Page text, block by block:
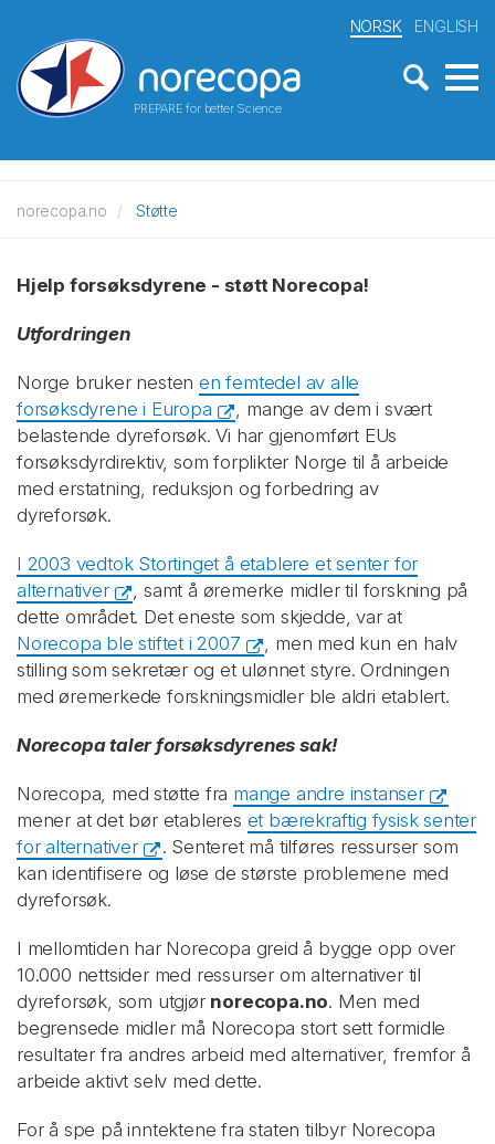
PREPARE for better Science
NORSK ENGLISH
norecopa.no Støtte
Hjelp forsøksdyrene - støtt Norecopa!
Utfordringen
Norge bruker nestenen femtedel av alle
forsøksdyrene i Europa
, mange av dem i svært
belastende dyreforsøk. Vi har gjenomført EUs
forsøksdyrdirektiv, som forplikter Norge til å arbeide
med erstatning, reduksjon og forbedring av
dyreforsøk.
I 2003 vedtok Stortinget å etablere et senter for
alternativer
, samt å øremerke midler til forskning på
dette området. Det eneste som skjedde, var at
Norecopa ble stiftet i 2007
, men med kun en halv
stilling som sekretær og et ulønnet styre. Ordningen
med øremerkede forskningsmidler ble aldri etablert.
Norecopa taler forsøksdyrenes sak!
Norecopa, med støtte fra mange andre instanser
mener at det bør etableres et bærekraftig fysisk senter
for alternativer
. Senteret må tilføres ressurser som
kan identifisere og løse de største problemene med
dyreforsøk.
I mellomtiden har Norecopa greid å bygge opp over
10.000 nettsider med ressurser om alternativer til
dyreforsøk, som utgjør norecopa.no. Men med
begrensede midler må Norecopa stort sett formidle
resultater fra andres arbeid med alternativer, fremfor å
arbeide aktivt selv med dette.
For å spe på inntektene fra staten tilbyr Norecopa